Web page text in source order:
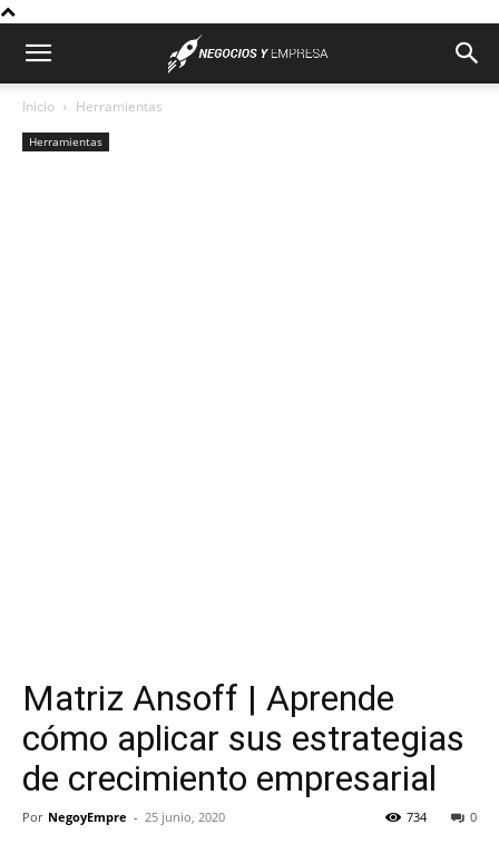
Inicio Herramientas
Herramientas
Matriz Ansoff | Aprende
cómo aplicar sus estrategias
de crecimiento empresarial
Por NegoyEmpre - 25 junio, 2020 0
734